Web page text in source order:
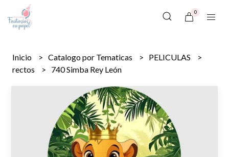
0
Inicio Catalogo por Tematicas
PELICULAS
rectos
740 Simba Rey León